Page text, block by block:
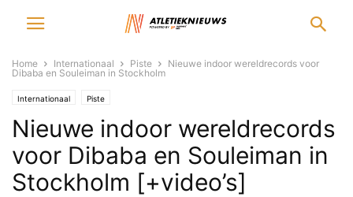
Home Internationaal Piste
Nieuwe indoor wereldrecords voor
Dibaba en Souleiman in Stockholm
Internationaal Piste
Nieuwe indoor wereldrecords
voor Dibaba en Souleiman in
Stockholm [+video’s]